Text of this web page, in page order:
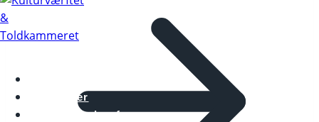
Nyheder
Møde og konference